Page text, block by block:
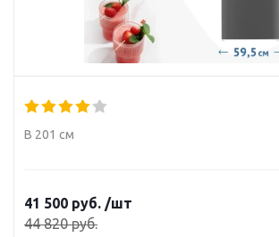
В 201 см
41 500 руб. /шт
44 820руб.